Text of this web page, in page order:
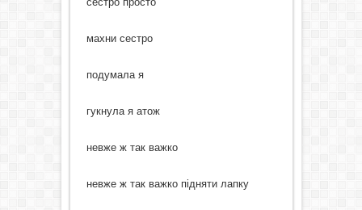
махни сестро
подумала я
гукнула я атож
невже ж так важко
невже ж так важко підняти лапку